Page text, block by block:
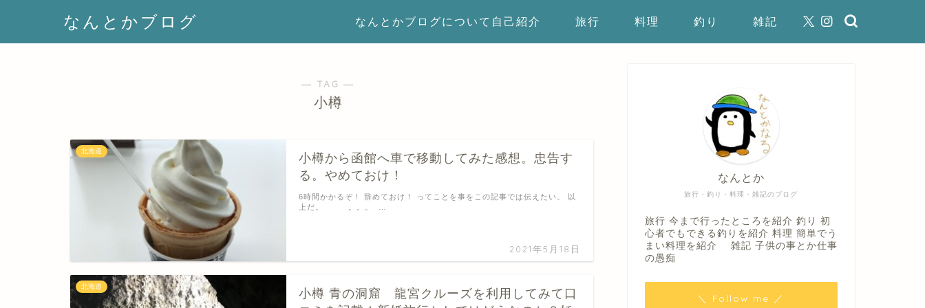
なんとかブログ なんとかブログについて自己紹介 旅行 料理 釣り 雑記
― TAG ―
小樽
北海道
小樽から函館へ車で移動してみた感想。忠告す
る。やめておけ！
2021年5月18日
6時間かかるぞ！ 辞めておけ！ ってことを事をこの記事では伝えたい。 以
上だ。 。。。 …
北海道
小樽 青の洞窟 龍宮クルーズを利用してみて口
旅行・釣り・料理・雑記のブログ
なんとか
旅行 今まで行ったところを紹介 釣り 初
心者でもできる釣りを紹介 料理 簡単でう
まい料理を紹介 雑記 子供の事とか仕事
の愚痴
＼ Follow me ／